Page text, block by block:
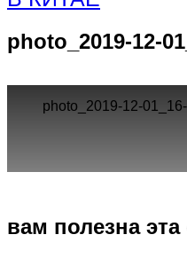
photo_2019-12-
photo_2019-12-
вам полезна эта